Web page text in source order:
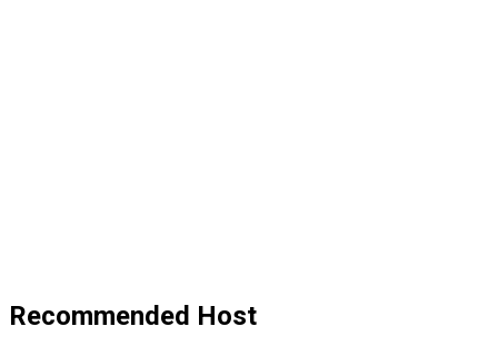
Recommended Host